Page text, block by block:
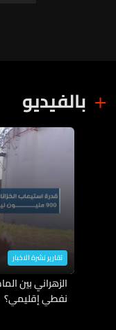
بالفيديو
تقارير نشرة الاخبار
الزهراني بين
نفطي إقليمي؟